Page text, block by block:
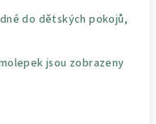
do dětských pokojů,
jsou zobrazeny